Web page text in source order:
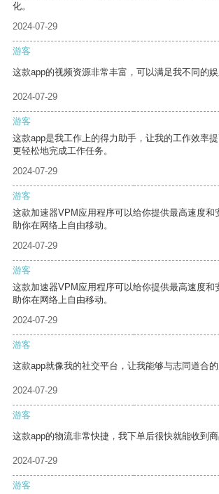
化。
2024-07-29
游客
这款app的视频资源非常丰富，可以满足我不同的娱
2024-07-29
游客
这款app是我工作上的得力助手，让我的工作效率
更轻松地完成工作任务。
2024-07-29
游客
这款加速器VPM应用程序可以给你提供最高速度和
助你在网络上自由移动。
2024-07-29
游客
这款加速器VPM应用程序可以给你提供最高速度和
助你在网络上自由移动。
2024-07-29
游客
这款app就像我的社交平台，让我能够与志同道合的
2024-07-29
游客
这款app的物流非常快捷，我下单后很快就能收到商
2024-07-29
游客